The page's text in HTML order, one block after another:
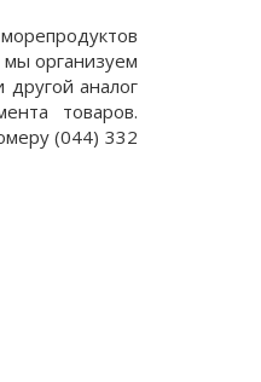
мы организуем
аналог
товаров.
(044) 332